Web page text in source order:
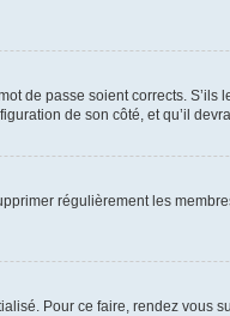
de passe soient corrects.
de son côté, et qu’il
régulièrement les
Pour ce faire, rendez vous